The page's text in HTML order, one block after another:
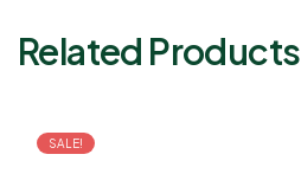
Related Products
SALE!